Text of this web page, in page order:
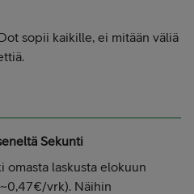
sopii kaikille, ei mitään väliä
Sekunti
omasta laskusta elokuun
vrk). Näihin